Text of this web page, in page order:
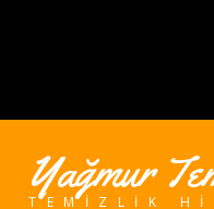
Yağmur
TEMIZLIK